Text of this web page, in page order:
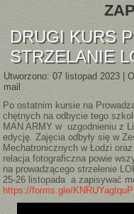
DRUGI KURS
STRZELANIE
Utworzono: 07 listopad 2023 |
mail
Po ostatnim kursie na
chętnych na odbycie tego
MAN ARMY w uzgodnieniu z
edycję. Zajęcia odbyły się w
Mechatronicznych w Łodzi
relacja fotograficzna powie
na prowadzącego strzelenie
25-26 listopada a zapisywać
https://forms.gle/